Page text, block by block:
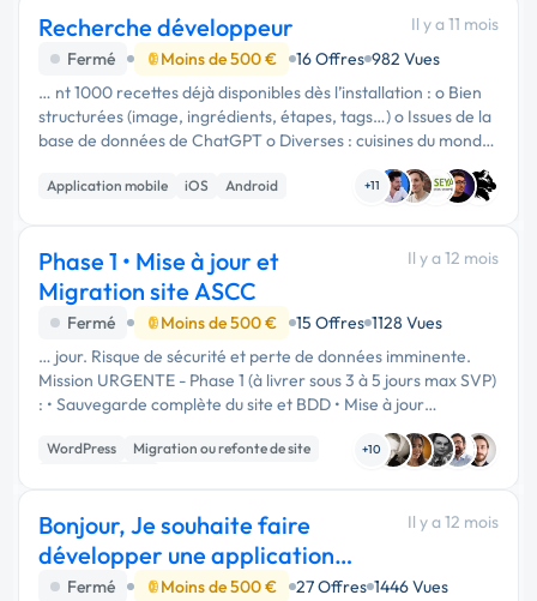
Recherche développeur
Il y a 11 mois
Fermé
Moins de 500 € 16 Offres 982 Vues
… nt 1000 recettes déjà disponibles dès l’installation : o Bien
structurées (image, ingrédients, étapes, tags…) o Issues de la
base de données de ChatGPT o Diverses : cuisines du monde,
plats rapides, classiques français/portugais… …
Application mobile iOS Android +11
Phase 1 • Mise à jour et
Migration site ASCC
Il y a 12 mois
Fermé Moins de 500 € 15 Offres 1128 Vues
… jour. Risque de sécurité et perte de données imminente.
Mission URGENTE - Phase 1 (à livrer sous 3 à 5 jours max SVP)
: • Sauvegarde complète du site et BDD • Mise à jour
WordPress core, PHP, plugins et thèmes • Migration vers
nouvel hébergeur …
WordPress
Migration ou refonte de site
+10
Bonjour, Je souhaite faire
développer une application
mobile simple (
Il y a 12 mois
Fermé Moins de 500 € 27 Offres 1446 Vues